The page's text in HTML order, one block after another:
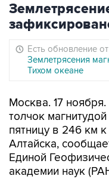
Есть обновление
Землетрясения
Тихом океане
Москва. 17
толчок
пятницу в 246 км
Алтайска,
Единой
академии наук